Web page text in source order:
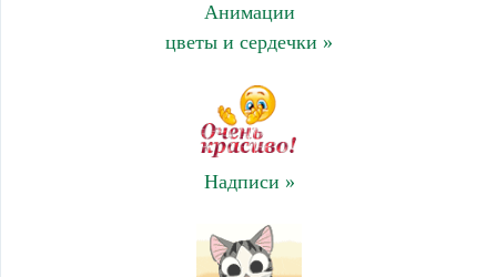
Анимации
цветы и сердечки »
Надписи »